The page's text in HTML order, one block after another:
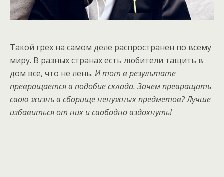
Такой грех на самом деле распространен по всему
миру. В разных странах есть любители тащить в
дом все, что не лень. И тот в результате
превращается в подобие склада. Зачем превращать
свою жизнь в сборище ненужных предметов? Лучше
избавиться от них и свободно вздохнуть!